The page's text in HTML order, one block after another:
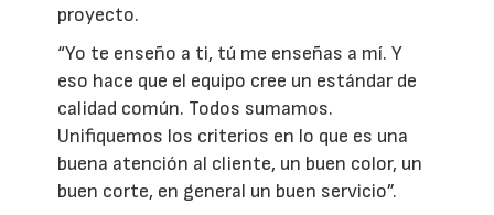
proyecto.
“Yo te enseño a ti, tú me enseñas a mí. Y
eso hace que el equipo cree un estándar de
calidad común. Todos sumamos.
Unifiquemos los criterios en lo que es una
buena atención al cliente, un buen color, un
buen corte, en general un buen servicio”.